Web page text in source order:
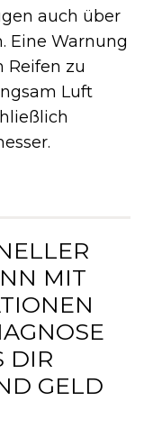
auch über
Eine Warnung
Reifen zu
Luft
MIT
DIR
GELD